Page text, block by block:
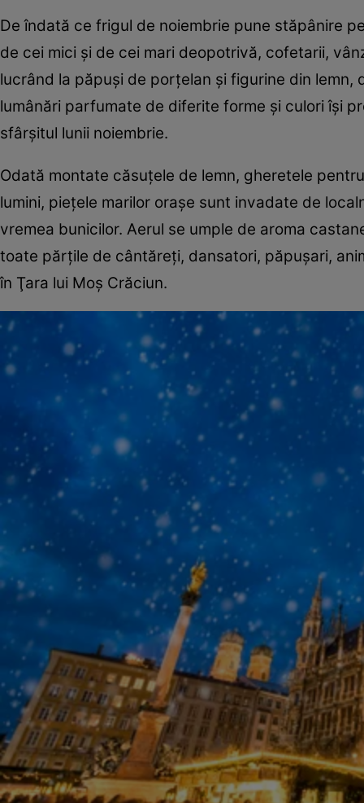
De îndată ce frigul de noiembrie pune stăpânire
de cei mici şi de cei mari deopotrivă, cofetarii,
lucrând la păpuşi de porţelan şi figurine din
lumânări parfumate de diferite forme şi culori îşi
sfârşitul lunii noiembrie.
Odată montate căsuţele de lemn, gheretele
lumini, pieţele marilor oraşe sunt invadate de
vremea bunicilor. Aerul se umple de aroma
toate părţile de cântăreţi, dansatori, păpuşari,
în Ţara lui Moş Crăciun.